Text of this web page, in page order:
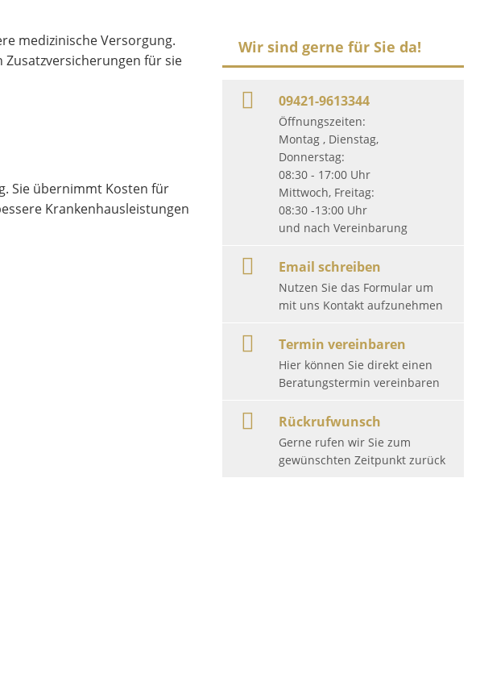
Wir sind gerne für Sie da!
09421-9613344
Öffnungszeiten:
Montag , Dienstag,
Donnerstag:
08:30 - 17:00 Uhr
Mittwoch, Freitag:
08:30 -13:00 Uhr
und nach Vereinbarung
Email schreiben
Nutzen Sie das Formular um
mit uns Kontakt aufzunehmen
Termin vereinbaren
Hier können Sie direkt einen
Beratungstermin vereinbaren
Rückrufwunsch
Gerne rufen wir Sie zum
gewünschten Zeitpunkt zurück
medizinische Versorgung.
für sie
Sie übernimmt Kosten für
Krankenhausleistungen